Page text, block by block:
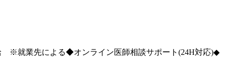
※就業先による◆オンライン医師相談サポート(24H対応)◆